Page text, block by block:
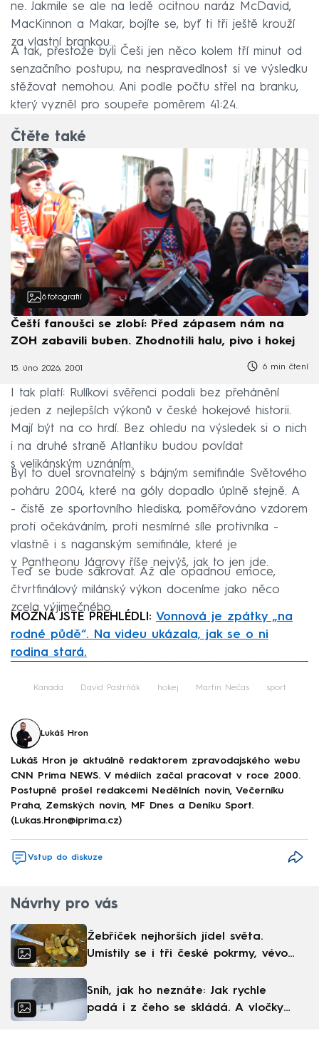
ne. Jakmile se ale na ledě ocitnou naráz McDavid,
MacKinnon a Makar, bojíte se, byť ti tři ještě krouží
za vlastní brankou...
A tak, přestože byli Češi jen něco kolem tří minut od
senzačního postupu, na nespravedlnost si ve výsledku
stěžovat nemohou. Ani podle počtu střel na branku,
který vyzněl pro soupeře poměrem 41:24.
Čtěte také
6 fotografií
Čeští fanoušci se zlobí: Před zápasem nám na
ZOH zabavili buben. Zhodnotili halu, pivo i hokej
15. úno 2026, 20:01 6 min čtení
I tak platí: Rulíkovi svěřenci podali bez přehánění
jeden z nejlepších výkonů v české hokejové historii.
Mají být na co hrdí. Bez ohledu na výsledek si o nich
i na druhé straně Atlantiku budou povídat
s velikánským uznáním.
Byl to duel srovnatelný s bájným semifinále Světového
poháru 2004, které na góly dopadlo úplně stejně. A
- čistě ze sportovního hlediska, poměřováno vzdorem
proti očekáváním, proti nesmírné síle protivníka -
vlastně i s naganským semifinále, které je
v Pantheonu Jágrovy říše nejvýš, jak to jen jde.
Teď se bude sakrovat. Až ale opadnou emoce,
čtvrtfinálový milánský výkon doceníme jako něco
zcela výjimečného.
MOŽNÁ JSTE PŘEHLÉDLI: Vonnová je zpátky „na
rodné půdě“. Na videu ukázala, jak se o ni
rodina stará.
Kanada David Pastrňák hokej Martin Nečas sport
Lukáš Hron
Lukáš Hron je aktuálně redaktorem zpravodajského webu
CNN Prima NEWS. V médiích začal pracovat v roce 2000.
Postupně prošel redakcemi Nedělních novin, Večerníku
Praha, Zemských novin, MF Dnes a Deníku Sport.
(Lukas.Hron@iprima.cz)
Vstup do diskuze
Návrhy pro vás
Žebříček nejhorších jídel světa.
Umístily se i tři české pokrmy, vévodí
Sníh, jak ho neznáte: Jak rychle
padá i z čeho se skládá. A vločky